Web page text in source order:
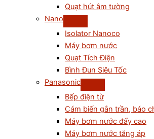
Quạt hút âm tường
Nano
Isolator Nanoco
Máy bơm nước
Quạt Tích Điện
Bình Đun Siêu Tốc
Panasonic
Bếp điện từ
Cám biến gắn trần, báo
Máy bơm nước đẩy cao
Máy bơm nước tăng áp